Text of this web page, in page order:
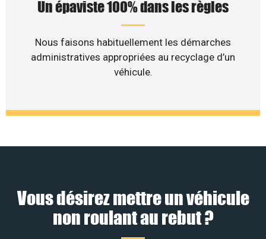
Un épaviste 100% dans les règles
Nous faisons habituellement les démarches
administratives appropriées au recyclage d’un
véhicule.
Vous désirez mettre un véhicule
non roulant au rebut ?